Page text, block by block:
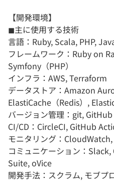
【開発環境】
◼︎主に使用する技術
言語：Ruby, Scala, PHP,
フレームワーク：Ruby on
Symfony（PHP）
インフラ：AWS, Terraform
データストア：Amazon
ElastiCache（Redis）,
バージョン管理：git, GitHub
CI/CD：CircleCI, GitHub
モニタリング：
コミュニケーション：
Suite, oVice
開発手法：スクラム, モブプ